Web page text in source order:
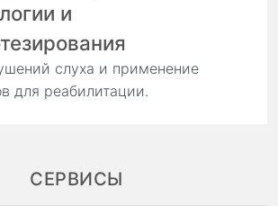
и
слуха и применение
для реабилитации.
СЕРВИСЫ